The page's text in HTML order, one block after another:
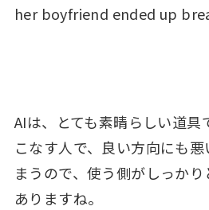
her boyfriend ended up
AIは、とても素晴らしい道具
こなす人で、良い方向にも
まうので、使う側がしっか
ありますね。